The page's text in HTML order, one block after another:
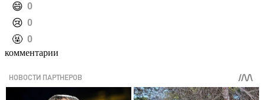
️😄 0
️😢 0
️🤬 0
комментарии